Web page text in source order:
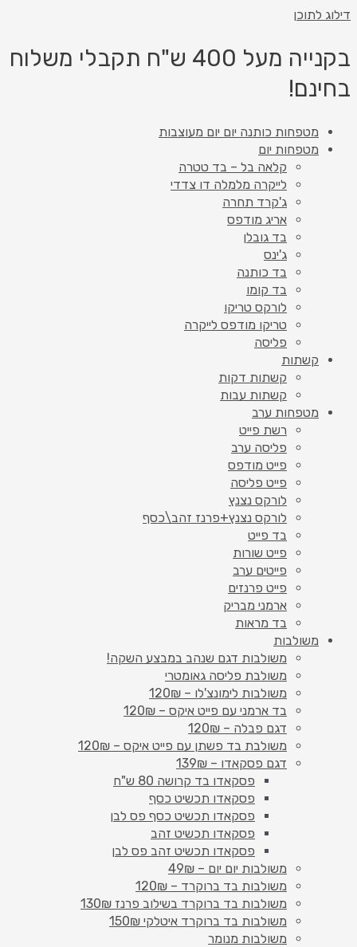
לתוכן
בקנייה מעל 400 ש"ח תקבלי משלוח
מטפחות כותנה יום יום מעוצבות
מטפחות יום
קלאה בל – בד טטרה
לייקרה מלמלה דו צדדי
ג'קרד תחרה
אריג מודפס
בד גובלן
ג'ינס
בד כותנה
בד קומו
לורקס טריקו
טריקו מודפס לייקרה
פליסה
קשתות
קשתות דקות
קשתות עבות
מטפחות ערב
רשת פייט
פליסה ערב
פייט מודפס
פייט פליסה
לורקס נצנץ
לורקס נצנץ+פרנז זהב\כסף
בד פייט
פייט שורות
פייטים ערב
פייט פרנזים
ארמני מבריק
בד מראות
משולבות
משולבות דגם שנהב במבצע השקה!
משולבת פליסה גאומטרי
משולבות לימונצ'לו – 120₪
בד ארמני עם פייט איקס – 120₪
דגם פבלה – 120₪
משולבת בד פשתן עם פייט איקס – 120₪
דגם פסקאדו – 139₪
פסקאדו בד קרושה 80 ש"ח
פסקאדו תכשיט כסף
פסקאדו תכשיט כסף פס לבן
פסקאדו תכשיט זהב
פסקאדו תכשיט זהב פס לבן
משולבות יום יום – 49₪
משולבות בד ברוקרד – 120₪
משולבות בד ברוקרד בשילוב פרנז 130₪
משולבות בד ברוקרד איטלקי 150₪
משולבות מנומר